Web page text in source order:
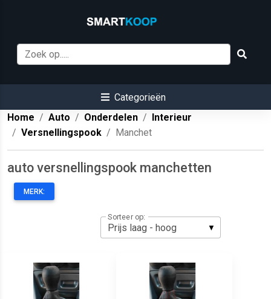
Categorieën
Home
Auto Onderdelen
Interieur
Versnellingspook
Manchet
auto versnellingspook manchetten
MERK:
Sorteer op: